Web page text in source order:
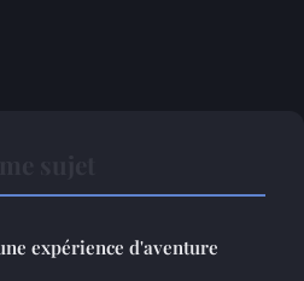
expérience d'aventure